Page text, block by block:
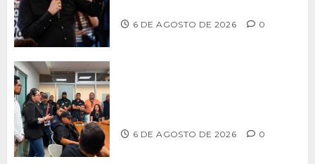
6 DE AGOSTO DE 2026 0
6 DE AGOSTO DE 2026 0